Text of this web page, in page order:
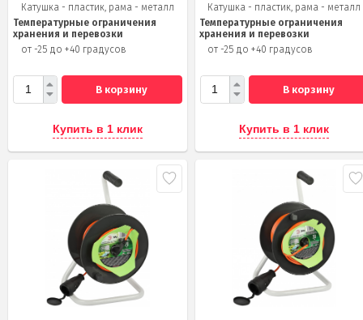
Катушка - пластик, рама - металл
Температурные ограничения
хранения и перевозки
от -25 до +40 градусов
В корзину
Купить в 1 клик
Катушка - пластик, рама - металл
Температурные ограничения
хранения и перевозки
от -25 до +40 градусов
В корзину
Купить в 1 клик